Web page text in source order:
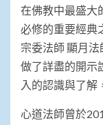
在佛教中最盛大
必修的重要經典
宗委法師 顯月
做了詳盡的開示
入的認識與了解
心道法師曾於